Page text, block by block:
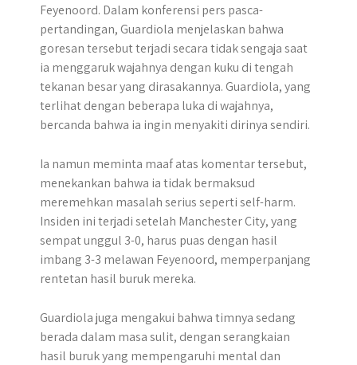
Feyenoord. Dalam konferensi pers pasca-
pertandingan, Guardiola menjelaskan bahwa
goresan tersebut terjadi secara tidak sengaja saat
ia menggaruk wajahnya dengan kuku di tengah
tekanan besar yang dirasakannya. Guardiola, yang
terlihat dengan beberapa luka di wajahnya,
bercanda bahwa ia ingin menyakiti dirinya sendiri.
Ia namun meminta maaf atas komentar tersebut,
menekankan bahwa ia tidak bermaksud
meremehkan masalah serius seperti self-harm.
Insiden ini terjadi setelah Manchester City, yang
sempat unggul 3-0, harus puas dengan hasil
imbang 3-3 melawan Feyenoord, memperpanjang
rentetan hasil buruk mereka.
Guardiola juga mengakui bahwa timnya sedang
berada dalam masa sulit, dengan serangkaian
hasil buruk yang mempengaruhi mental dan